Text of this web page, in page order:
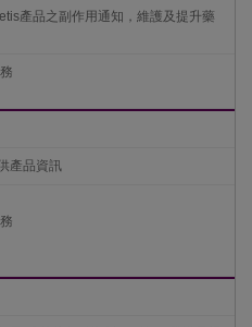
產品之副作用通知，維護及提升藥
產品資訊